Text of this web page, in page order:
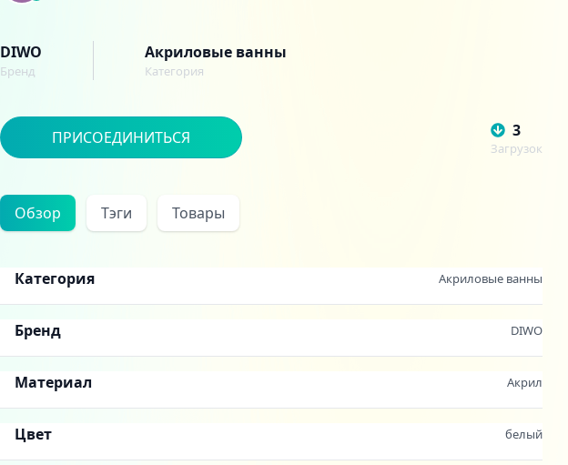
DIWO
Бренд
Акриловые ванны
Категория
ПРИСОЕДИНИТЬСЯ 3
Загрузок
Обзор Тэги Товары
Категория Акриловые ванны
Бренд DIWO
Материал Акрил
Цвет белый